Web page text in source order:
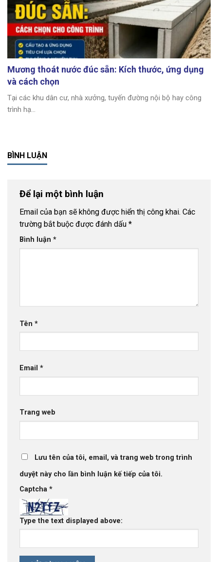
Mương thoát nước đúc sẵn: Kích thước, ứng dụng
và cách chọn
Tại các khu dân cư, nhà xưởng, tuyến đường nội bộ hay công
trình hạ...
BÌNH LUẬN
Để lại một bình luận
Email của bạn sẽ không được hiển thị công khai. Các
trường bắt buộc được đánh dấu *
Bình luận *
Tên *
Email *
Trang web
Lưu tên của tôi, email, và trang web trong trình
duyệt này cho lần bình luận kế tiếp của tôi.
Captcha *
Type the text displayed above: